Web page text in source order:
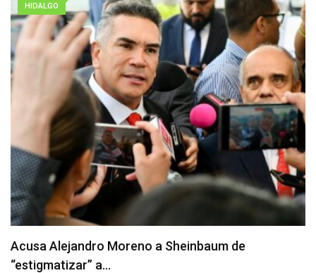
HIDALGO
Acusa Alejandro Moreno a Sheinbaum de
“estigmatizar” a…